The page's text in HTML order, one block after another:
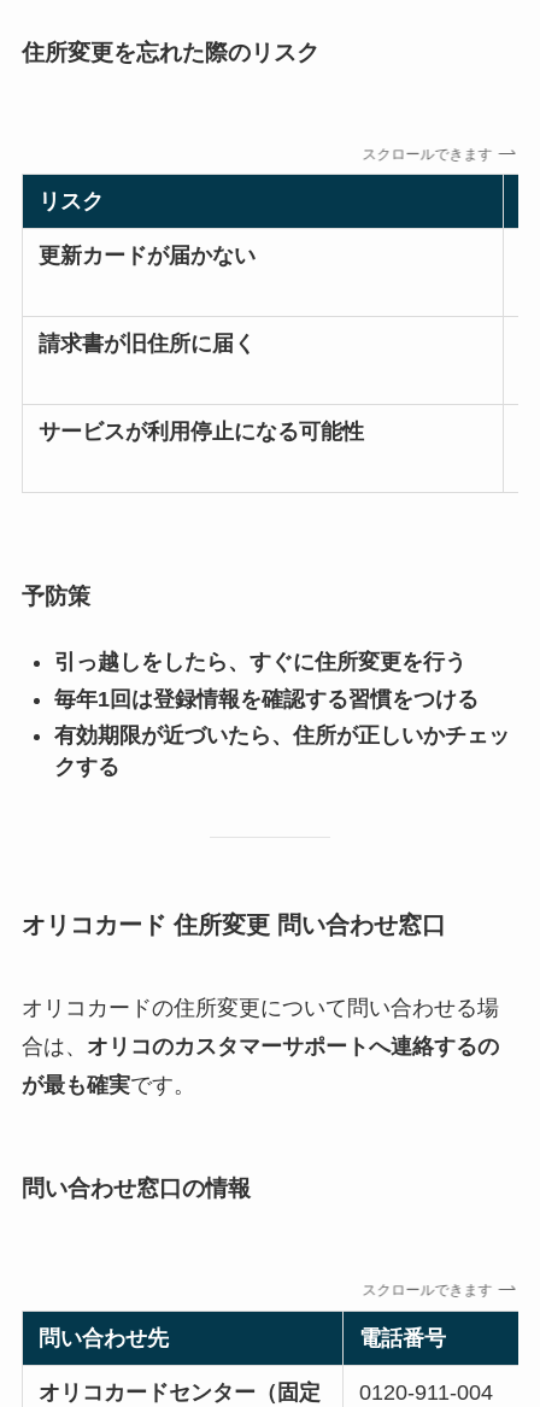
住所変更を忘れた際のリスク
スクロールできます
リスク
更新カードが届かない
請求書が旧住所に届く
サービスが利用停止になる可能性
予防策
引っ越しをしたら、すぐに住所変更を行う
毎年1回は登録情報を確認する習慣をつける
有効期限が近づいたら、住所が正しいかチェッ
クする
オリコカード 住所変更 問い合わせ窓口
オリコカードの住所変更について問い合わせる場
合は、 オリコのカスタマーサポートへ連絡するの
が最も確実です。
問い合わせ窓口の情報
スクロールできます
問い合わせ先 電話番号
オリコカードセンター（固定 0120-911-004